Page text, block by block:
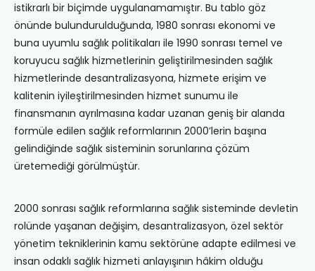
istikrarlı bir biçimde uygulanamamıştır. Bu tablo göz
önünde bulundurulduğunda, 1980 sonrası ekonomi ve
buna uyumlu sağlık politikaları ile 1990 sonrası temel ve
koruyucu sağlık hizmetlerinin geliştirilmesinden sağlık
hizmetlerinde desantralizasyona, hizmete erişim ve
kalitenin iyileştirilmesinden hizmet sunumu ile
finansmanın ayrılmasına kadar uzanan geniş bir alanda
formüle edilen sağlık reformlarının 2000’lerin başına
gelindiğinde sağlık sisteminin sorunlarına çözüm
üretemediği görülmüştür.
2000 sonrası sağlık reformlarına sağlık sisteminde devletin
rolünde yaşanan değişim, desantralizasyon, özel sektör
yönetim tekniklerinin kamu sektörüne adapte edilmesi ve
insan odaklı sağlık hizmeti anlayışının hâkim olduğu